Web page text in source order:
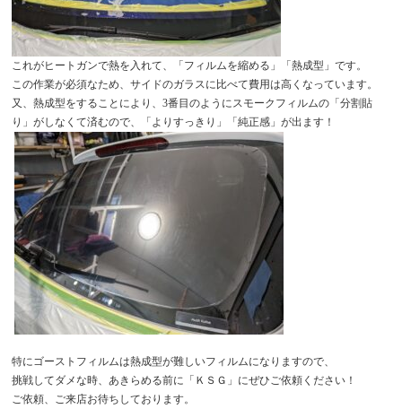
これがヒートガンで熱を入れて、「フィルムを縮める」「熱成型」です。
この作業が必須なため、サイドのガラスに比べて費用は高くなっています。
又、熱成型をすることにより、3番目のようにスモークフィルムの「分割貼
り」がしなくて済むので、「よりすっきり」「純正感」が出ます！
特にゴーストフィルムは熱成型が難しいフィルムになりますので、
挑戦してダメな時、あきらめる前に「ＫＳＧ」にぜひご依頼ください！
ご依頼、ご来店お待ちしております。